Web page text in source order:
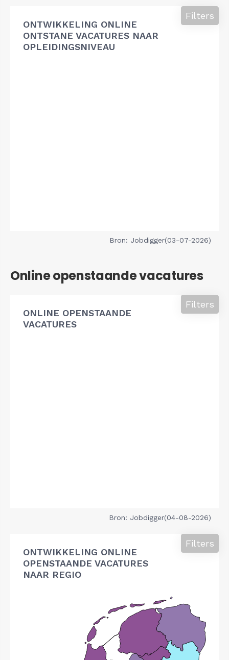
ONTWIKKELING ONLINE
ONTSTANE VACATURES NAAR
OPLEIDINGSNIVEAU
Filters
Bron: Jobdigger(03-07-2026)
Online openstaande vacatures
ONLINE OPENSTAANDE
VACATURES
Filters
Bron: Jobdigger(04-08-2026)
ONTWIKKELING ONLINE
OPENSTAANDE VACATURES
NAAR REGIO
Filters